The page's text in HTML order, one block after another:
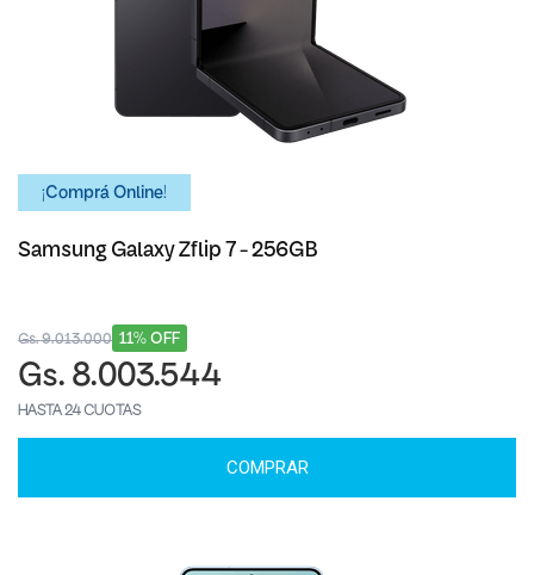
¡Comprá Online!
Samsung Galaxy Zflip 7 - 256GB
11% OFF
Gs. 9.013.000
Gs. 8.003.544
HASTA 24 CUOTAS
COMPRAR